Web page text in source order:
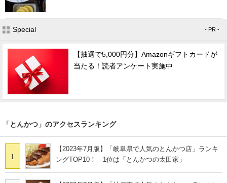
Special - PR -
【抽選で5,000円分】Amazonギフトカードが
当たる！読者アンケート実施中
「とんかつ」のアクセスランキング
1
【2023年7月版】「岐阜県で人気のとんかつ店」ランキ
ングTOP10！ 1位は「とんかつの太田家」